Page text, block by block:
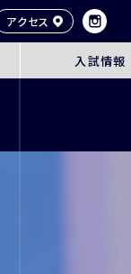
アクセス
入試情報
大学合格実績